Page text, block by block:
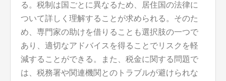
る。税制は国ごとに異なるため、居住国の法律に
ついて詳しく理解することが求められる。そのた
め、専門家の助けを借りることも選択肢の一つで
あり、適切なアドバイスを得ることでリスクを軽
減することができる。また、税金に関する問題で
は、税務署や関連機関とのトラブルが避けられな